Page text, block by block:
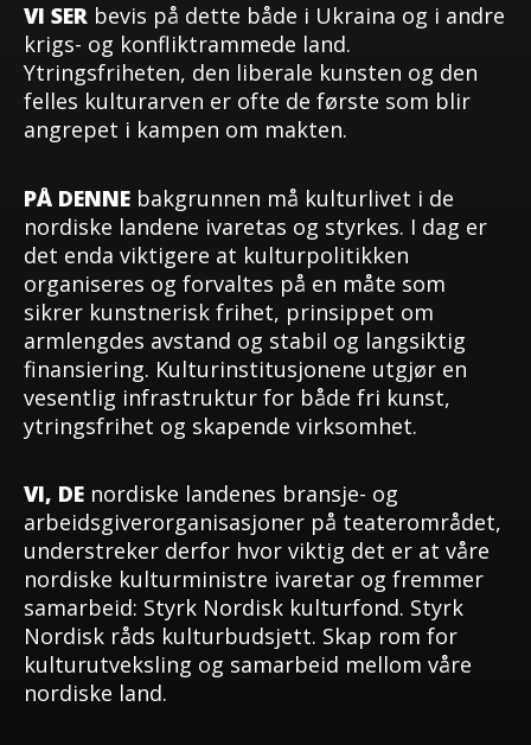
VI SER bevis på dette både i Ukraina og i andre
krigs- og konfliktrammede land.
Ytringsfriheten, den liberale kunsten og den
felles kulturarven er ofte de første som blir
angrepet i kampen om makten.
PÅ DENNE bakgrunnen må kulturlivet i de
nordiske landene ivaretas og styrkes. I dag er
det enda viktigere at kulturpolitikken
organiseres og forvaltes på en måte som
sikrer kunstnerisk frihet, prinsippet om
armlengdes avstand og stabil og langsiktig
finansiering. Kulturinstitusjonene utgjør en
vesentlig infrastruktur for både fri kunst,
ytringsfrihet og skapende virksomhet.
VI, DE nordiske landenes bransje- og
arbeidsgiverorganisasjoner på teaterområdet,
understreker derfor hvor viktig det er at våre
nordiske kulturministre ivaretar og fremmer
samarbeid: Styrk Nordisk kulturfond. Styrk
Nordisk råds kulturbudsjett. Skap rom for
kulturutveksling og samarbeid mellom våre
nordiske land.